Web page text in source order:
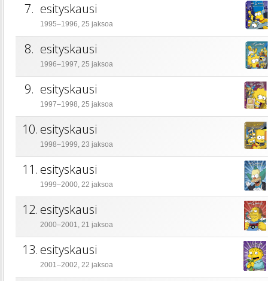
7. esityskausi
1995–1996, 25 jaksoa
8. esityskausi
1996–1997, 25 jaksoa
9. esityskausi
1997–1998, 25 jaksoa
10. esityskausi
1998–1999, 23 jaksoa
11. esityskausi
1999–2000, 22 jaksoa
12. esityskausi
2000–2001, 21 jaksoa
13. esityskausi
2001–2002, 22 jaksoa